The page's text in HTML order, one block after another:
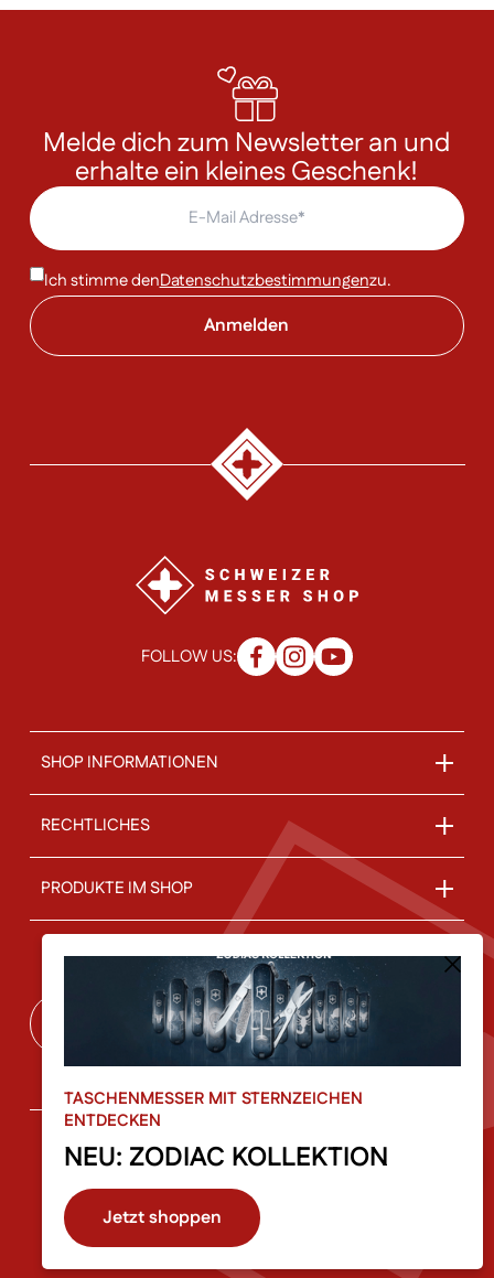
Melde dich zum Newsletter an und
erhalte ein kleines Geschenk!
Ich stimme denDatenschutzbestimmungenzu.
FOLLOW US:
SHOP INFORMATIONEN
RECHTLICHES
PRODUKTE IM SHOP
ÜBER UNS
Vertrag widerrufen
© 2026 Schweizer Messer Shop by Haus der Schlösser |
Stockhofstraße 32 | 4020 Linz | made with Love by
TASCHENMESSER MIT STERNZEICHEN
ENTDECKEN
NEU: ZODIAC KOLLEKTION
Jetzt shoppen